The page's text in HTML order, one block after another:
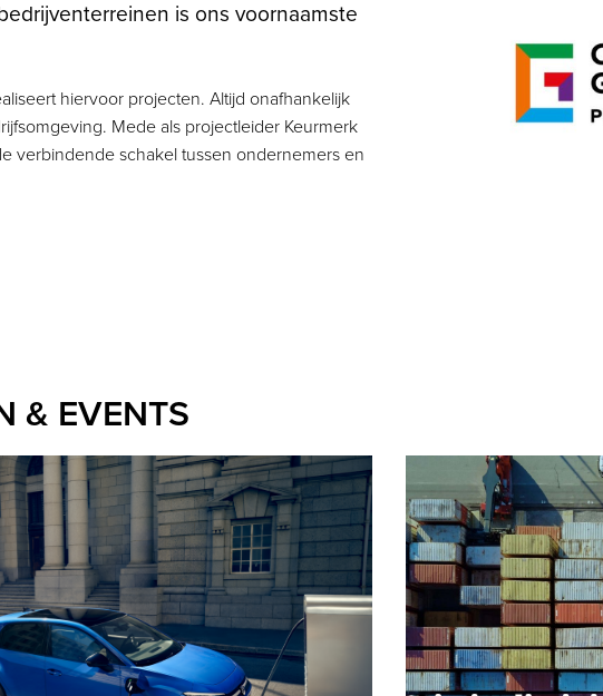
is ons voornaamste
hiervoor projecten. Altijd onafhankelijk
Mede als projectleider Keurmerk
verbindende schakel tussen ondernemers en
& EVENTS